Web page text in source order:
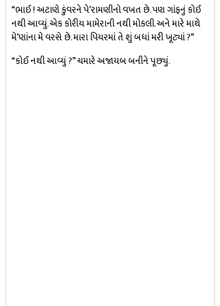
“ભાઈ ! અટાણે કુંવરને પે’રામણીનો વખત છે. પણ ગાંફનું કોઈ
નથી આવ્યું. એક કોરીય મામેરાની નથી મોકલી. અને મારે માથે
મે’ણાંના મે વરસે છે. મારા પિયરમાં તે શું બધાં મરી ખૂટ્યાં ?”
“કોઈ નથી આવ્યું ?” ચમારે અજાયબ બનીને પૂછ્યું.